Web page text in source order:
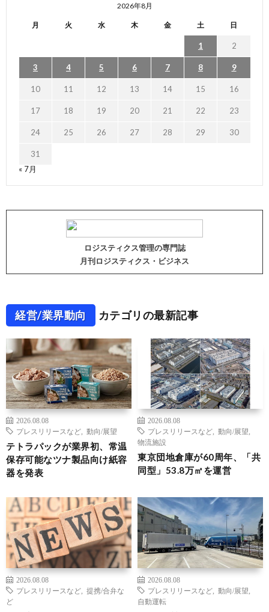
2026年8月
月 火 水 木 金 土 日
1 2
3 4 5 6 7 8 9
10 11 12 13 14 15 16
17 18 19 20 21 22 23
24 25 26 27 28 29 30
31
« 7月
ロジスティクス管理の専門誌
月刊ロジスティクス・ビジネス
経営/業界動向 カテゴリの最新記事
2026.08.08
プレスリリースなど
動向/展望
テトラパックが業界初、常温
保存可能なツナ製品向け紙容
器を発表
2026.08.08
プレスリリースなど
動向/展望
物流施設
東京団地倉庫が60周年、「共
同型」53.8万㎡を運営
2026.08.08
プレスリリースなど
提携/合弁な
ど
2026.08.08
プレスリリースなど
動向/展望
自動運転